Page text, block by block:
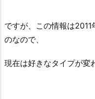
ですが、この情報は
のなので、
現在は好きなタイプが変